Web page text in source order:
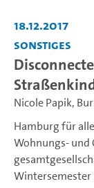
18.12.2017
Sonstiges
Nicole Papik,
Hamburg für
Wohnungs- und
Wintersemester